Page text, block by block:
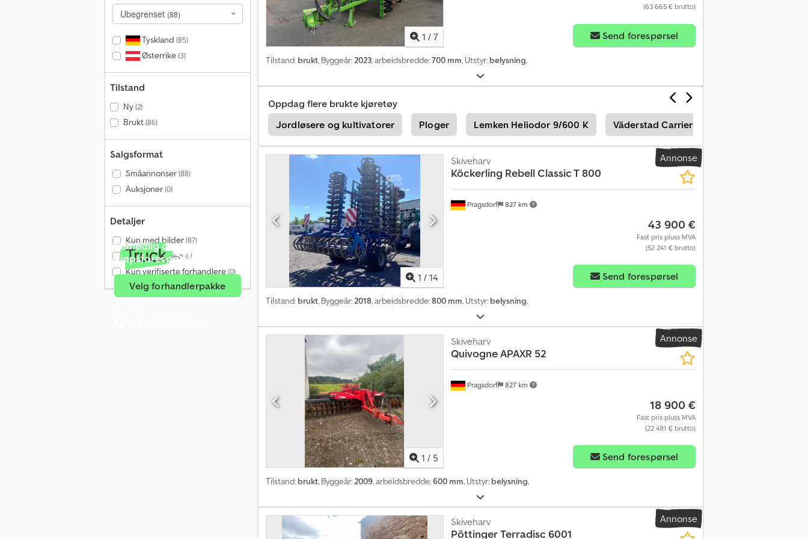
Ubegrenset (88)
Tyskland (85)
Østerrike(3)
Tilstand
Ny(2)
Brukt(86)
Salgsformat
Småannonser(88)
Auksjoner(0)
Detaljer
Kun med bilder(87)
Kun med video (0)
Kun verifiserte forhandlere(0)
Månedlig over 140 000
kjøpsforespørsler
Velg forhandlerpakke
+
4
9
8
9
5
5
7
1 / 7
(63 665 € brutto)
Send forespørsel
Tilstand: brukt, Byggeår:2023, arbeidsbredde:700 mm, Utstyr: belysning,
Oppdag flere brukte kjøretøy
Jordløsere og kultivatorer
Ploger Lemken Heliodor 9/600 K Väderstad Carrier 650
Lemken Rubin 10/500 Kua Väderstad Carrier Xl 625
Annonse
1 / 14
Pragsdorf 827 km
Skiveharv
Köckerling Rebell Classic T 800
43 900 €
Fast pris pluss MVA
(52 241 € brutto)
Send forespørsel
Tilstand: brukt, Byggeår:2018, arbeidsbredde:800 mm, Utstyr: belysning,
Annonse
1 / 5
Pragsdorf 827 km
Skiveharv
QuivogneAPAXR 52
18 900 €
Fast pris pluss MVA
(22 491 € brutto)
Send forespørsel
Tilstand: brukt, Byggeår:2009, arbeidsbredde:600 mm, Utstyr: belysning,
Annonse
Skiveharv
PöttingerTerradisc 6001